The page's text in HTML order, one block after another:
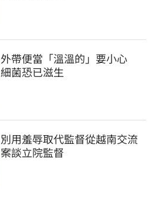
外帶便當「溫溫的」要小心
細菌恐已滋生
別用羞辱取代監督從越南交流
案談立院監督